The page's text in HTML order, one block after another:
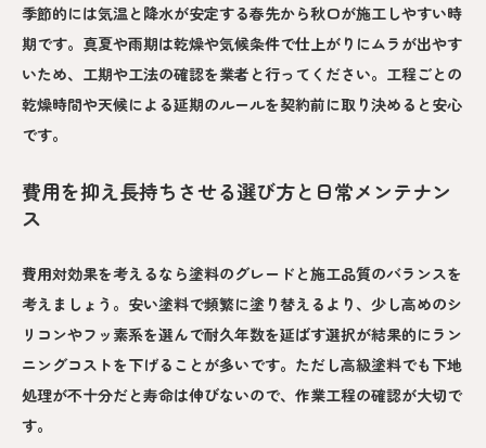
季節的には気温と降水が安定する春先から秋口が施工しやすい時
期です。真夏や雨期は乾燥や気候条件で仕上がりにムラが出やす
いため、工期や工法の確認を業者と行ってください。工程ごとの
乾燥時間や天候による延期のルールを契約前に取り決めると安心
です。
費用を抑え長持ちさせる選び方と日常メンテナン
ス
費用対効果を考えるなら塗料のグレードと施工品質のバランスを
考えましょう。安い塗料で頻繁に塗り替えるより、少し高めのシ
リコンやフッ素系を選んで耐久年数を延ばす選択が結果的にラン
ニングコストを下げることが多いです。ただし高級塗料でも下地
処理が不十分だと寿命は伸びないので、作業工程の確認が大切で
す。